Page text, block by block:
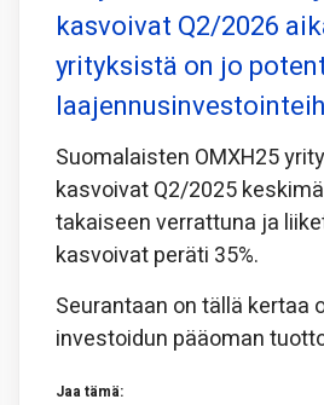
kasvoivat Q2/2026
yrityksistä on jo
Suomalaisten OMXH25
kasvoivat Q2/2025
takaiseen verrattuna ja
kasvoivat peräti 35%.
Seurantaan on tällä kertaa
investoidun pääoman
Jaa tämä: